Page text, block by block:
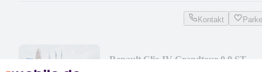
Kontakt
Renault Clio IV Grandtour 0,9 ST